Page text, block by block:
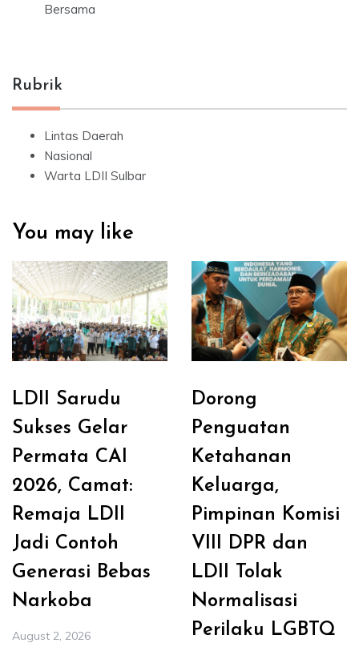
Bersama
Rubrik
Lintas Daerah
Nasional
Warta LDII Sulbar
You may like
LDII Sarudu
Sukses Gelar
Permata CAI
2026, Camat:
Remaja LDII
Jadi Contoh
Generasi Bebas
Narkoba
August 2, 2026
Dorong
Penguatan
Ketahanan
Keluarga,
Pimpinan Komisi
VIII DPR dan
LDII Tolak
Normalisasi
Perilaku LGBTQ